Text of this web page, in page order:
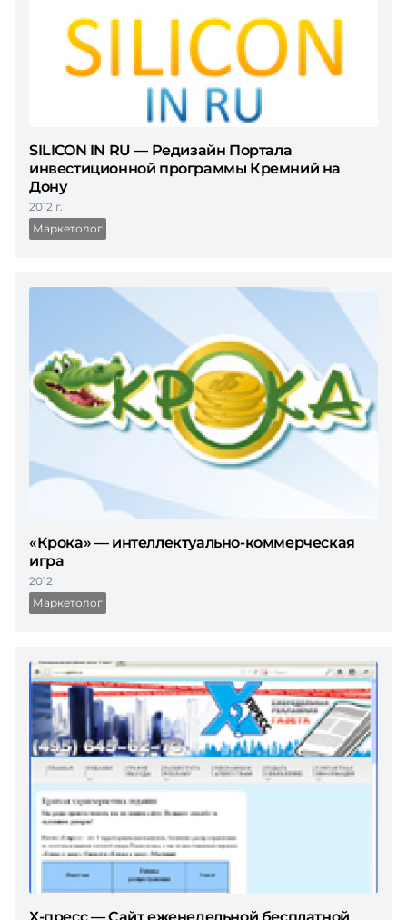
SILICON IN RU — Редизайн Портала
инвестиционной программы Кремний на
Дону
2012 г.
Маркетолог
«Крока» — интеллектуально-коммерческая
игра
2012
Маркетолог